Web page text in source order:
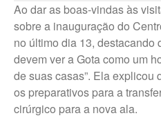
Ao dar as boas-vindas às
sobre a inauguração do
no último dia 13, destacando
devem ver a Gota como um
de suas casas”. Ela
os preparativos para a
cirúrgico para a nova ala.